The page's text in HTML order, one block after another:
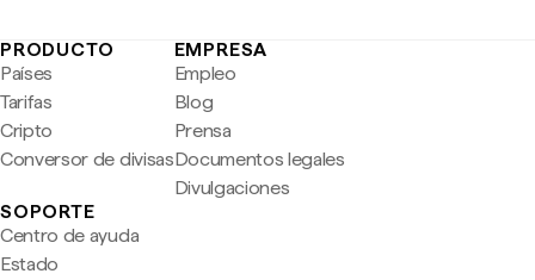
PRODUCTO
Países
Tarifas
Cripto
Conversor de divisas
EMPRESA
Empleo
Blog
Prensa
Documentos legales
Divulgaciones
SOPORTE
Centro de ayuda
Estado